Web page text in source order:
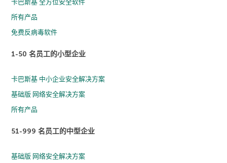
卡巴斯基 全方位安全软件
所有产品
免费反病毒软件
1-50 名员工的小型企业
卡巴斯基 中小企业安全解决方案
基础版 网络安全解决方案
所有产品
51-999 名员工的中型企业
基础版 网络安全解决方案